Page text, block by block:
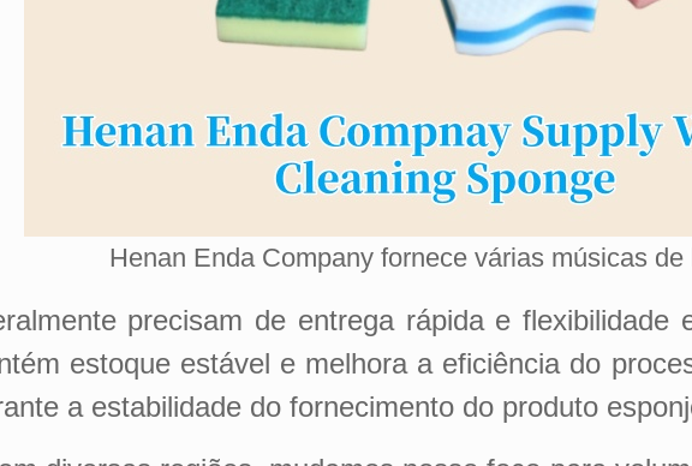
Henan Enda Company fornece várias músicas de
precisam de entrega rápida e
estoque estável e melhora a eficiência do
a estabilidade do fornecimento do produto